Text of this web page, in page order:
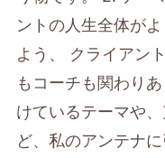
ントの人生全体が
よう、 クライアン
もコーチも関わり
けているテーマや
ど、私のアンテナ